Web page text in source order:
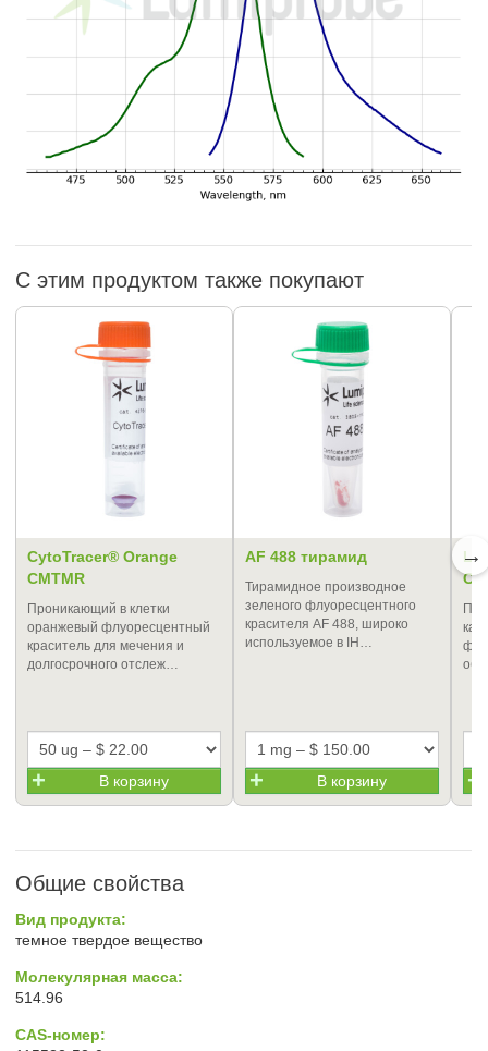
С этим продуктом также покупают
CytoTracer® Orange
CMTMR
Проникающий в клетки
оранжевый флуоресцентный
краситель для мечения и
долгосрочного отслеж…
В корзину
AF 488 тирамид
Тирамидное производное
зеленого флуоресцентного
красителя AF 488, широко
используемое в IH…
В корзину
→
Общие свойства
Вид продукта:
темное твердое вещество
Молекулярная масса:
514.96
CAS-номер: